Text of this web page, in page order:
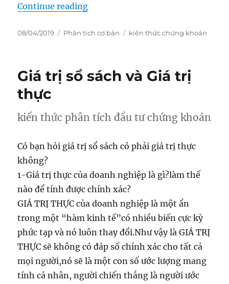
Continue reading“M1 – Meaning – Vòng tròn hiểu
Posted
08/04/2019 Categories
Phân tích cơ bản Tags
kiến thức chứng khoán
Giá trị sổ sách và Giá trị
thực
kiến thức phân tích đầu tư chứng khoán
Có bạn hỏi giá trị sổ sách có phải giá trị thực
không?
1-Giá trị thực của doanh nghiệp là gì?làm thế
nào để tính được chính xác?
GIÁ TRỊ THỰC của doanh nghiệp là một ẩn
trong một “hàm kinh tế”có nhiều biến cực kỳ
phức tạp và nó luôn thay đổi.Như vậy là GIÁ TRỊ
THỰC sẽ không có đáp số chính xác cho tất cả
mọi người,nó sẽ là một con số ước lượng mang
tính cá nhân, người chiến thắng là người ước